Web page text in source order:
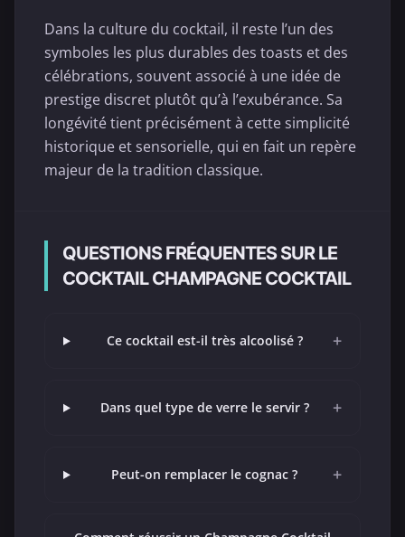
Dans la culture du cocktail, il reste l’un des
symboles les plus durables des toasts et des
célébrations, souvent associé à une idée de
prestige discret plutôt qu’à l’exubérance. Sa
longévité tient précisément à cette simplicité
historique et sensorielle, qui en fait un repère
majeur de la tradition classique.
QUESTIONS FRÉQUENTES SUR LE
COCKTAIL CHAMPAGNE COCKTAIL
Ce cocktail est-il très alcoolisé ? +
Dans quel type de verre le servir ? +
Peut-on remplacer le cognac ? +